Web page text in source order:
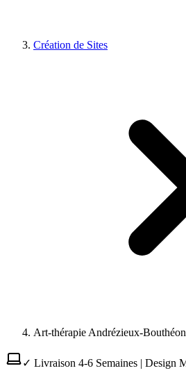
Création de Sites
Art-thérapie Andrézieux-Bouthéon
✓ Livraison 4-6 Semaines | Design